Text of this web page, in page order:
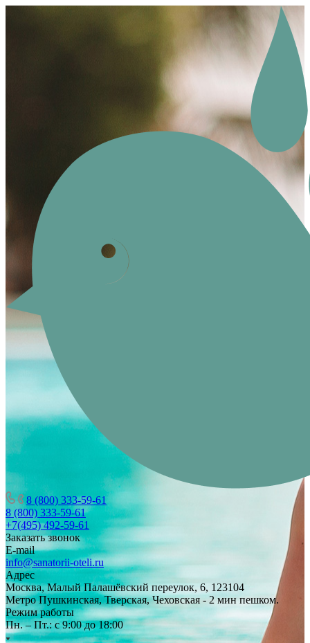
8 (800) 333-59-61
8 (800) 333-59-61
+7(495) 492-59-61
Заказать звонок
E-mail
info@sanatorii-oteli.ru
Адрес
Москва, Малый Палашёвский переулок, 6, 123104
Метро Пушкинская, Тверская, Чеховская - 2 мин пешком.
Режим работы
Пн. – Пт.: с 9:00 до 18:00